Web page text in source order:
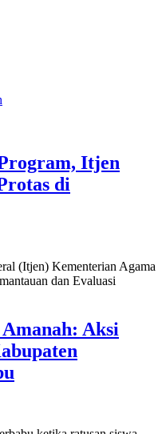
Itjen
di
(Itjen) Kementerian Agama
dan Evaluasi
Aksi